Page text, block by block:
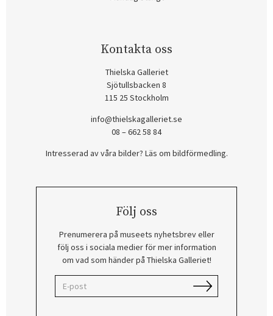
Kontakta oss
Thielska Galleriet
Sjötullsbacken 8
115 25 Stockholm
info@thielskagalleriet.se
08 – 662 58 84
Intresserad av våra bilder? Läs om bildförmedling.
Följ oss
Prenumerera på museets nyhetsbrev eller
följ oss i sociala medier för mer information
om vad som händer på Thielska Galleriet!